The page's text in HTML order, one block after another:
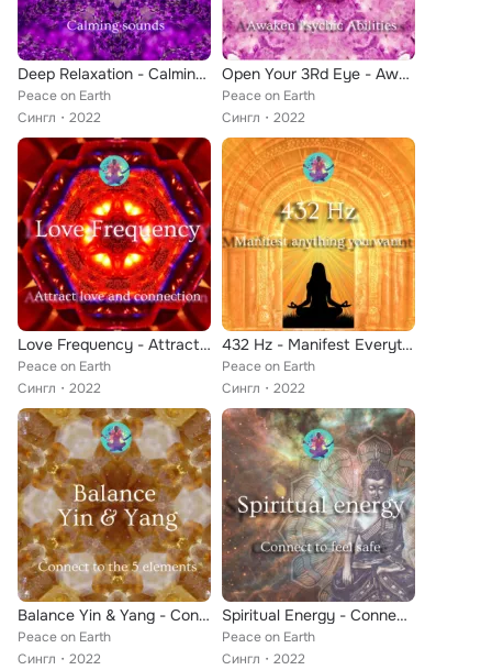
Deep Relaxation - Calming Sounds
Peace on Earth
Сингл
2022
Open Your 3Rd Eye - Awaken Psychic Abilities
Peace on Earth
Сингл
2022
Love Frequency - Attract Love and Connection
Peace on Earth
Сингл
2022
432 Hz - Manifest Everything You Want
Peace on Earth
Сингл
2022
Balance Yin & Yang - Connect to the 5 Elements
Peace on Earth
Сингл
2022
Spiritual Energy - Connect to Feel Safe
Peace on Earth
Сингл
2022